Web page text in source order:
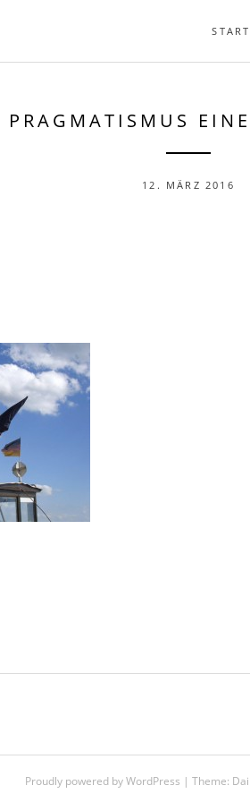
PRAGMATISMUS
12. MÄRZ 2016
Proudly powered by WordPress | Theme: